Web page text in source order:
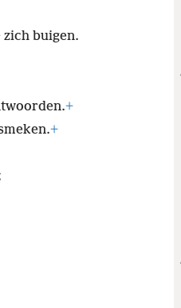
zich buigen.
+
+